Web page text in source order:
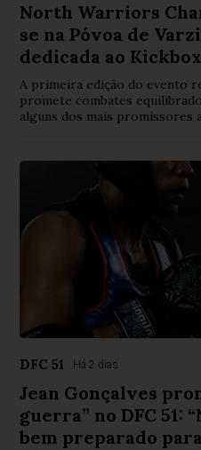
North Warriors
se na Póvoa de
dedicada ao
A primeira edição do evento
promete combates
alguns dos mais
DFC 51 Há 2 dias
Jean Gonçalves
guerra” no DFC 51:
bem preparado